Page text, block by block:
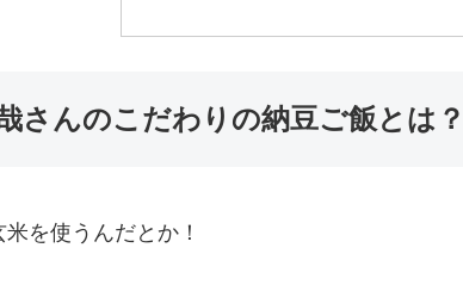
さんのこだわりの納豆ご飯とは？
を使うんだとか！